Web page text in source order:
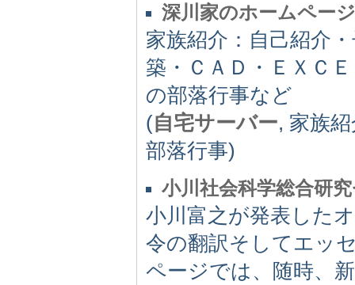
深川家のホームページ
家族紹介：自己紹介
築・ＣＡＤ・ＥＸＣ
の部落行事など
(自宅サーバー, 家族
部落行事)
小川社会科学総合研
小川富之が発表した
令の翻訳そしてエッ
ページでは、随時、